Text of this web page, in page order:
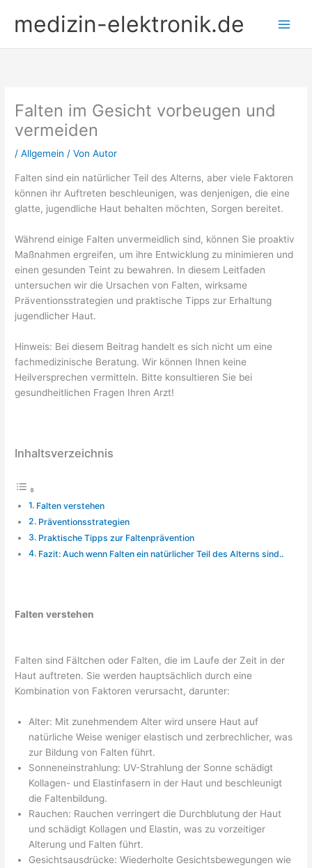
Inhaltmedizin-elektronik.de
Falten im Gesicht vorbeugen und
vermeiden
/Allgemein / VonAutor
Falten sind ein natürlicher Teil des Alterns, aber viele Faktoren
können ihr Auftreten beschleunigen, was denjenigen, die eine
glatte, jugendliche Haut behalten möchten, Sorgen bereitet.
Während einige Falten unvermeidlich sind, können Sie proaktiv
Maßnahmen ergreifen, um ihre Entwicklung zu minimieren und
einen gesunden Teint zu bewahren. In diesem Leitfaden
untersuchen wir die Ursachen von Falten, wirksame
Präventionsstrategien und praktische Tipps zur Erhaltung
jugendlicher Haut.
Hinweis: Bei diesem Beitrag handelt es sich nicht um eine
fachmedizinische Beratung. Wir können Ihnen keine
Heilversprechen vermitteln. Bitte konsultieren Sie bei
gesundheitlichen Fragen Ihren Arzt!
Inhaltsverzeichnis
Falten verstehen
Präventionsstrategien
Praktische Tipps zur Faltenprävention
Fazit: Auch wenn Falten ein natürlicher Teil des Alterns sind..
Falten verstehen
Falten sind Fältchen oder Falten, die im Laufe der Zeit in der
Haut auftreten. Sie werden hauptsächlich durch eine
Kombination von Faktoren verursacht, darunter:
Alter: Mit zunehmendem Alter wird unsere Haut auf
natürliche Weise weniger elastisch und zerbrechlicher, was
zur Bildung von Falten führt.
Sonneneinstrahlung: UV-Strahlung der Sonne schädigt
Kollagen- und Elastinfasern in der Haut und beschleunigt
die Faltenbildung.
Rauchen: Rauchen verringert die Durchblutung der Haut
und schädigt Kollagen und Elastin, was zu vorzeitiger
Alterung und Falten führt.
Gesichtsausdrücke: Wiederholte Gesichtsbewegungen wie